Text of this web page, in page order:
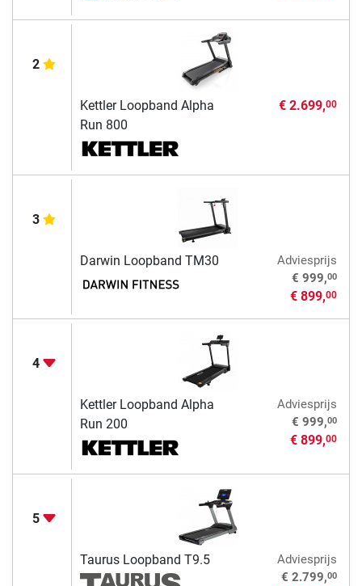
2
Kettler Loopband Alpha
Run 800
€ 2.699,00
3
Darwin Loopband TM30
Adviesprijs
€ 999,00
€ 899,00
4
Kettler Loopband Alpha
Run 200
Adviesprijs
€ 999,00
€ 899,00
5
Taurus Loopband T9.5
Adviesprijs
€ 2.799,00